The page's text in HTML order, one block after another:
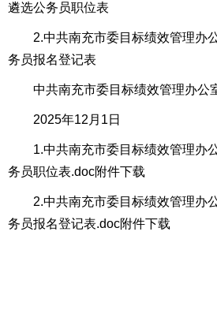
遴选公务员职位表
2.中共南充市委目标绩效管理办
务员报名登记表
中共南充市委目标绩效管理办公
2025年12月1日
1.中共南充市委目标绩效管理办
务员职位表.doc附件下载
2.中共南充市委目标绩效管理办
务员报名登记表.doc附件下载